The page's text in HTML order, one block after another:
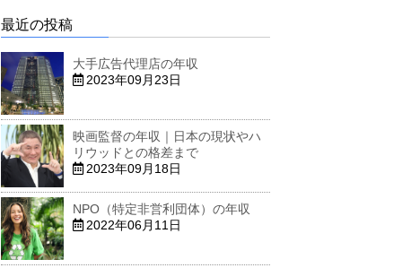
最近の投稿
大手広告代理店の年収
2023年09月23日
映画監督の年収｜日本の現状やハ
リウッドとの格差まで
2023年09月18日
NPO（特定非営利団体）の年収
2022年06月11日